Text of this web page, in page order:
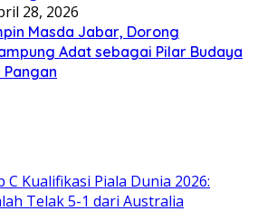
28, 2026
Masda Jabar, Dorong
Adat sebagai Pilar Budaya